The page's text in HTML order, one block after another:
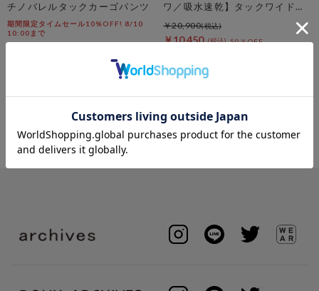
チノバレルタックカーゴパンツ
期間限定タイムセール10%OFF! 8/10
10:00まで
￥8,250
ワ／吸水速乾】タックワイドカ
ーゴパンツ
￥10,450 50％OFF
￥20,900